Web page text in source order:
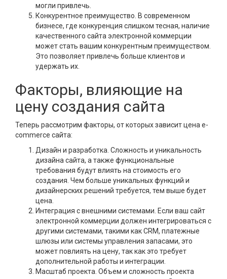
могли привлечь.
Конкурентное преимущество. В современном
бизнесе, где конкуренция слишком тесная, наличие
качественного сайта электронной коммерции
может стать вашим конкурентным преимуществом.
Это позволяет привлечь больше клиентов и
удержать их.
Факторы, влияющие на
цену создания сайта
Теперь рассмотрим факторы, от которых зависит цена e-
commerce сайта:
Дизайн и разработка. Сложность и уникальность
дизайна сайта, а также функциональные
требования будут влиять на стоимость его
создания. Чем больше уникальных функций и
дизайнерских решений требуется, тем выше будет
цена.
Интеграция с внешними системами. Если ваш сайт
электронной коммерции должен интегрироваться с
другими системами, такими как CRM, платежные
шлюзы или системы управления запасами, это
может повлиять на цену, так как это требует
дополнительной работы и интеграции.
Масштаб проекта. Объем и сложность проекта